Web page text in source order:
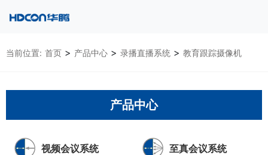
当前位置: 首页 > 产品中心 > 录播直播系统 > 教育跟踪摄像机
产品中心
视频会议系统 至真会议系统